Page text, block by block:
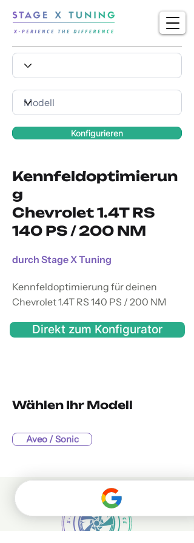
Konfigurieren
Kennfeldoptimierun
g
Chevrolet 1.4T RS
140 PS / 200 NM
durch Stage X Tuning
Kennfeldoptimierung für deinen
Chevrolet 1.4T RS 140 PS / 200 NM
Direkt zum Konfigurator
Wählen Ihr Modell
Aveo / Sonic